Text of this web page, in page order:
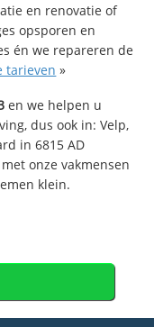
en renovatie of
opsporen en
én we repareren de
tarieven »
en we helpen u
dus ook in: Velp,
in 6815 AD
onze vakmensen
klein.